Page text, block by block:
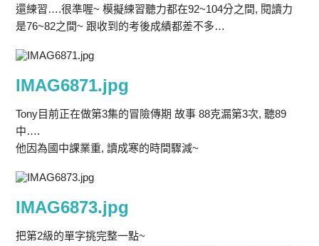
還練習….很準喔~ 模擬練習聽力都在92~104分之間, 閱讀力
是76~82之間~ 跟收到的考後成績都差不多…
IMAG6871.jpg
Tony目前正在做第3集的冒險傳期 故事 88克漏第3次, 聽89
中….
他因為國中課業重, 讀成寒的時間驟減~
IMAG6873.jpg
把第2級的單字挑完整一點~